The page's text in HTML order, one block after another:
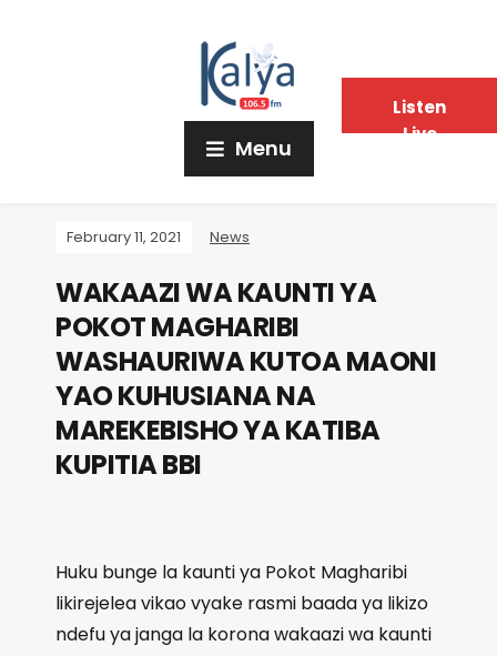
Menu
February 11, 2021 News
WAKAAZI WA KAUNTI YA
POKOT MAGHARIBI
WASHAURIWA KUTOA MAONI
YAO KUHUSIANA NA
MAREKEBISHO YA KATIBA
KUPITIA BBI
Huku bunge la kaunti ya Pokot Magharibi
likirejelea vikao vyake rasmi baada ya likizo
ndefu ya janga la korona wakaazi wa kaunti
Listen
Live